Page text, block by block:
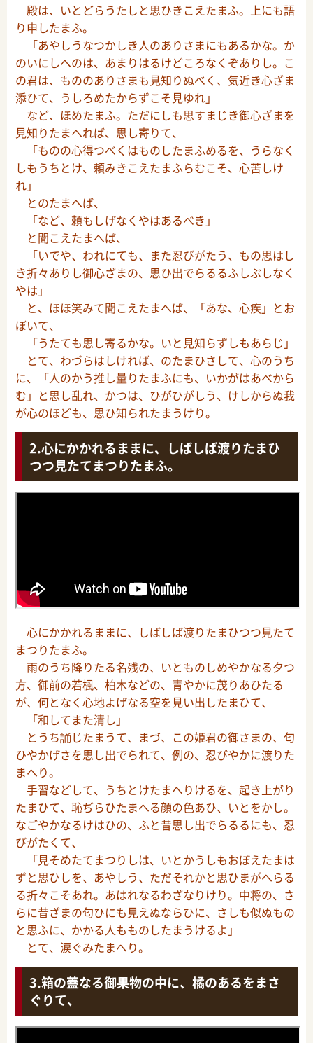
殿は、いとどらうたしと思ひきこえたまふ。上にも語
り申したまふ。
「あやしうなつかしき人のありさまにもあるかな。か
のいにしへのは、あまりはるけどころなくぞありし。こ
の君は、もののありさまも見知りぬべく、気近き心ざま
添ひて、うしろめたからずこそ見ゆれ」
など、ほめたまふ。ただにしも思すまじき御心ざまを
見知りたまへれば、思し寄りて、
「ものの心得つべくはものしたまふめるを、うらなく
しもうちとけ、頼みきこえたまふらむこそ、心苦しけ
れ」
とのたまへば、
「など、頼もしげなくやはあるべき」
と聞こえたまへば、
「いでや、われにても、また忍びがたう、もの思はし
き折々ありし御心ざまの、思ひ出でらるるふしぶしなく
やは」
と、ほほ笑みて聞こえたまへば、「あな、心疾」とお
ぼいて、
「うたても思し寄るかな。いと見知らずしもあらじ」
とて、わづらはしければ、のたまひさして、心のうち
に、「人のかう推し量りたまふにも、いかがはあべから
む」と思し乱れ、かつは、ひがひがしう、けしからぬ我
が心のほども、思ひ知られたまうけり。
心にかかれるままに、しばしば渡りたまひ
つつ見たてまつりたまふ。
心にかかれるままに、しばしば渡りたまひつつ見たて
まつりたまふ。
雨のうち降りたる名残の、いとものしめやかなる夕つ
方、御前の若楓、柏木などの、青やかに茂りあひたる
が、何となく心地よげなる空を見い出したまひて、
「和してまた清し」
とうち誦じたまうて、まづ、この姫君の御さまの、匂
ひやかげさを思し出でられて、例の、忍びやかに渡りた
まへり。
手習などして、うちとけたまへりけるを、起き上がり
たまひて、恥ぢらひたまへる顔の色あひ、いとをかし。
なごやかなるけはひの、ふと昔思し出でらるるにも、忍
びがたくて、
「見そめたてまつりしは、いとかうしもおぼえたまは
ずと思ひしを、あやしう、ただそれかと思ひまがへらる
る折々こそあれ。あはれなるわざなりけり。中将の、さ
らに昔ざまの匂ひにも見えぬならひに、さしも似ぬもの
と思ふに、かかる人もものしたまうけるよ」
とて、涙ぐみたまへり。
箱の蓋なる御果物の中に、橘のあるをまさ
ぐりて、